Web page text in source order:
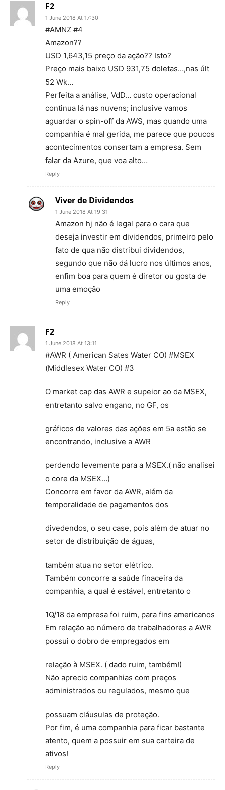
F2
1 June 2018 At 17:30
#AMNZ #4
Amazon??
USD 1,643,15 preço da ação?? Isto?
Preço mais baixo USD 931,75 doletas…,nas últ
52 Wk…
Perfeita a análise, VdD… custo operacional
continua lá nas nuvens; inclusive vamos
aguardar o spin-off da AWS, mas quando uma
companhia é mal gerida, me parece que poucos
acontecimentos consertam a empresa. Sem
falar da Azure, que voa alto…
Reply
Viver de Dividendos
1 June 2018 At 19:31
Amazon hj não é legal para o cara que
deseja investir em dividendos, primeiro pelo
fato de qua não distribui dividendos,
segundo que não dá lucro nos últimos anos,
enfim boa para quem é diretor ou gosta de
uma emoção
Reply
F2
1 June 2018 At 13:11
#AWR ( American Sates Water CO) #MSEX
(Middlesex Water CO) #3
O market cap das AWR e supeior ao da MSEX,
entretanto salvo engano, no GF, os
gráficos de valores das ações em 5a estão se
encontrando, inclusive a AWR
perdendo levemente para a MSEX.( não analisei
o core da MSEX…)
Concorre em favor da AWR, além da
temporalidade de pagamentos dos
divedendos, o seu case, pois além de atuar no
setor de distribuição de águas,
também atua no setor elétrico.
Também concorre a saúde finaceira da
companhia, a qual é estável, entretanto o
1Q/18 da empresa foi ruim, para fins americanos
Em relação ao número de trabalhadores a AWR
possui o dobro de empregados em
relação à MSEX. ( dado ruim, também!)
Não aprecio companhias com preços
administrados ou regulados, mesmo que
possuam cláusulas de proteção.
Por fim, é uma companhia para ficar bastante
atento, quem a possuir em sua carteira de
ativos!
Reply